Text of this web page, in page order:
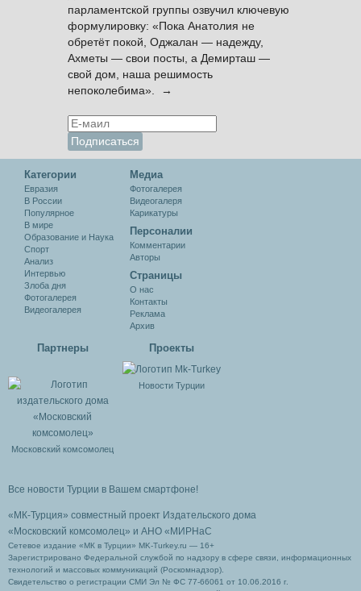
парламентской группы озвучил ключевую
формулировку: «Пока Анатолия не
обретёт покой, Оджалан — надежду,
Ахметы — свои посты, а Демирташ —
свой дом, наша решимость
непоколебима». →
Категории
Евразия
В России
Популярное
В мире
Образование и Наука
Спорт
Анализ
Интервью
Злоба дня
Фотогалерея
Видеогалерея
Медиа
Фотогалерея
Видеогалеря
Карикатуры
Персоналии
Комментарии
Авторы
Cтраницы
О нас
Контакты
Реклама
Архив
Партнеры
Московский комсомолец
Проекты
Новости Турции
Все новости Турции в Вашем смартфоне!
«МК-Турция» совместный проект Издательского дома
«Московский комсомолец» и АНО «МИРНаС
Сетевое издание «МК в Турции» MK-Turkey.ru — 16+
Зарегистрировано Федеральной службой по надзору в сфере связи, информационных
технологий и массовых коммуникаций (Роскомнадзор).
Свидетельство о регистрации СМИ Эл № ФС 77-66061 от 10.06.2016 г.